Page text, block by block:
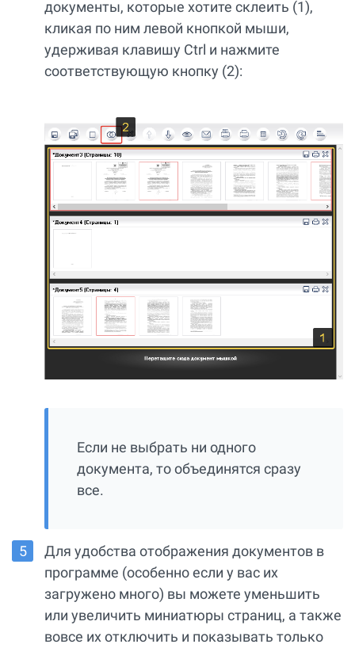
документы, которые хотите склеить (1),
кликая по ним левой кнопкой мыши,
удерживая клавишу Ctrl и нажмите
соответствующую кнопку (2):
Если не выбрать ни одного
документа, то объединятся сразу
все.
Для удобства отображения документов в
программе (особенно если у вас их
загружено много) вы можете уменьшить
или увеличить миниатюры страниц, а также
вовсе их отключить и показывать только